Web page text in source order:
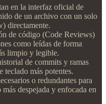
en la interfaz oficial de
de un archivo con un solo
directamente.
de código (Code Reviews)
como leídas de forma
limpio y legible.
de commits y ramas
teclado más potentes.
o redundantes para
despejada y enfocada en